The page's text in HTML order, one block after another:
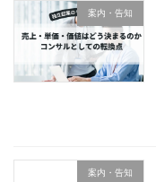
案内・告知
案内・告知